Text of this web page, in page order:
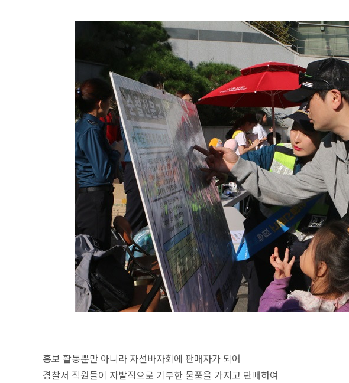
홍보 활동뿐만 아니라 자선바자회에 판매자가 되어
경찰서 직원들이 자발적으로 기부한 물품을 가지고 판매하여